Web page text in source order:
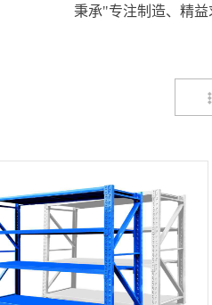
秉承"专注制造、精